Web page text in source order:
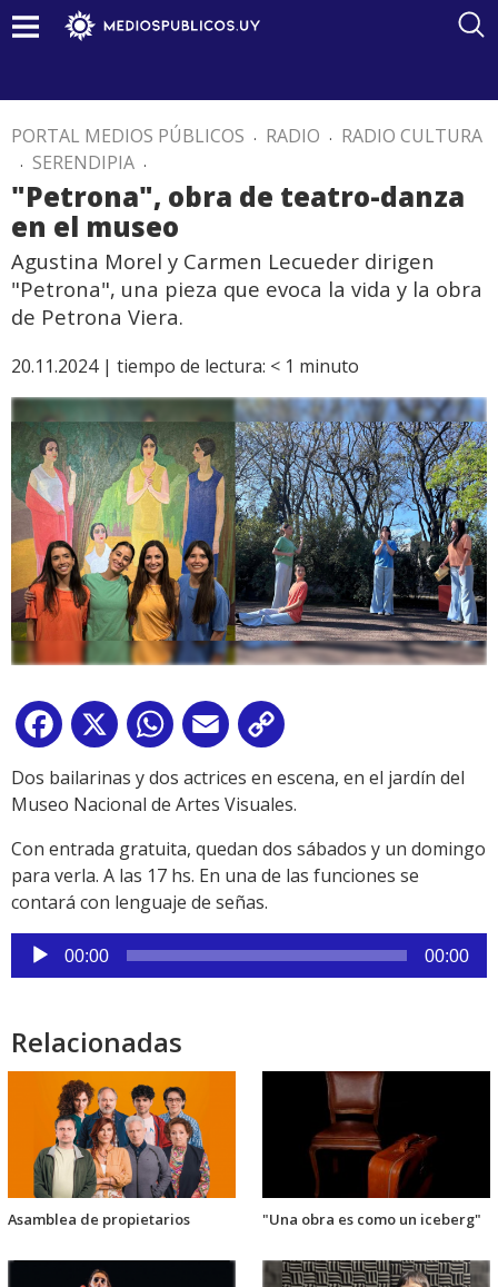
PORTAL MEDIOS PÚBLICOS . RADIO . RADIO CULTURA
. SERENDIPIA .
"Petrona", obra de teatro-danza
en el museo
Agustina Morel y Carmen Lecueder dirigen
"Petrona", una pieza que evoca la vida y la obra
de Petrona Viera.
20.11.2024 | tiempo de lectura: < 1 minuto
Facebook
X WhatsApp
Email
Link
Dos bailarinas y dos actrices en escena, en el jardín del
Museo Nacional de Artes Visuales.
Con entrada gratuita, quedan dos sábados y un domingo
para verla. A las 17 hs. En una de las funciones se
contará con lenguaje de señas.
Reproductor
de
00:00 00:00
Relacionadas
Asamblea de propietarios "Una obra es como un iceberg"